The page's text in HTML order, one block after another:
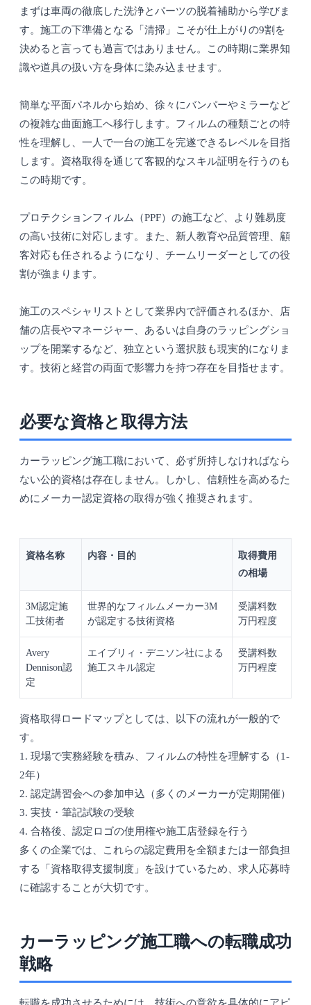
まずは車両の徹底した洗浄とパーツの脱着補助から学びま
す。施工の下準備となる「清掃」こそが仕上がりの9割を
決めると言っても過言ではありません。この時期に業界知
識や道具の扱い方を身体に染み込ませます。
簡単な平面パネルから始め、徐々にバンパーやミラーなど
の複雑な曲面施工へ移行します。フィルムの種類ごとの特
性を理解し、一人で一台の施工を完遂できるレベルを目指
します。資格取得を通じて客観的なスキル証明を行うのも
この時期です。
プロテクションフィルム（PPF）の施工など、より難易度
の高い技術に対応します。また、新人教育や品質管理、顧
客対応も任されるようになり、チームリーダーとしての役
割が強まります。
施工のスペシャリストとして業界内で評価されるほか、店
舗の店長やマネージャー、あるいは自身のラッピングショ
ップを開業するなど、独立という選択肢も現実的になりま
す。技術と経営の両面で影響力を持つ存在を目指せます。
必要な資格と取得方法
カーラッピング施工職において、必ず所持しなければなら
ない公的資格は存在しません。しかし、信頼性を高めるた
めにメーカー認定資格の取得が強く推奨されます。
資格名称 内容・目的
取得費用
の相場
3M認定施
工技術者
世界的なフィルムメーカー3M
が認定する技術資格
受講料数
万円程度
Avery
Dennison認
定
エイブリィ・デニソン社による
施工スキル認定
受講料数
万円程度
資格取得ロードマップとしては、以下の流れが一般的で
す。
1. 現場で実務経験を積み、フィルムの特性を理解する（1-
2年）
2. 認定講習会への参加申込（多くのメーカーが定期開催）
3. 実技・筆記試験の受験
4. 合格後、認定ロゴの使用権や施工店登録を行う
多くの企業では、これらの認定費用を全額または一部負担
する「資格取得支援制度」を設けているため、求人応募時
に確認することが大切です。
カーラッピング施工職への転職成功
戦略